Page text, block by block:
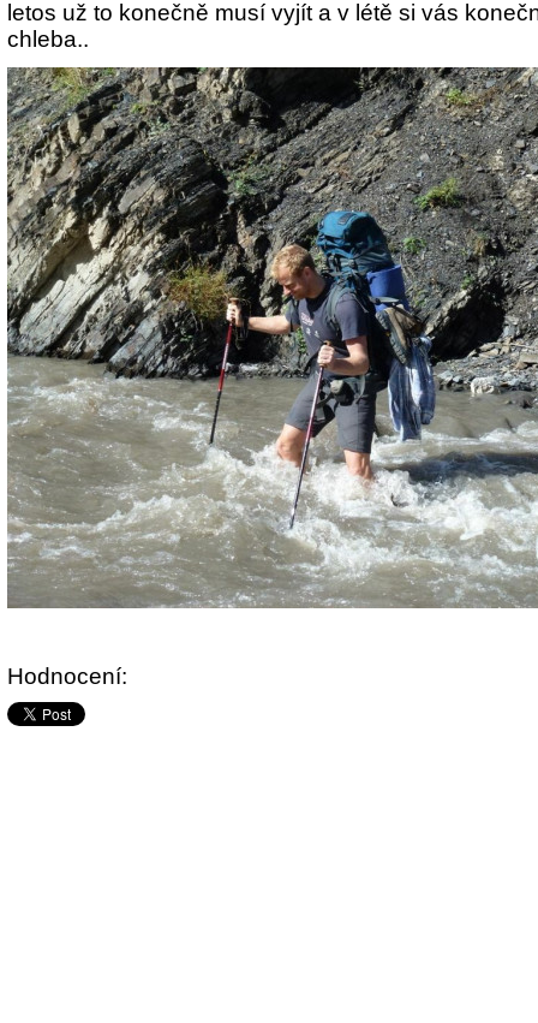
letos už to konečně musí vyjít a v létě si vás
chleba..
Hodnocení: